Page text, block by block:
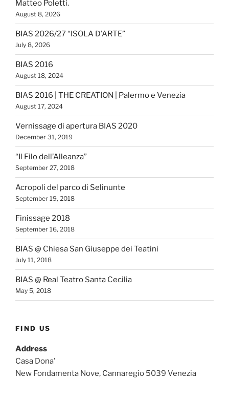
Matteo Poletti.
August 8, 2026
BIAS 2026/27 “ISOLA D’ARTE”
July 8, 2026
BIAS 2016
August 18, 2024
BIAS 2016 | THE CREATION | Palermo e Venezia
August 17, 2024
Vernissage di apertura BIAS 2020
December 31, 2019
“Il Filo dell’Alleanza”
September 27, 2018
Acropoli del parco di Selinunte
September 19, 2018
Finissage 2018
September 16, 2018
BIAS @ Chiesa San Giuseppe dei Teatini
July 11, 2018
BIAS @ Real Teatro Santa Cecilia
May 5, 2018
FIND US
Address
Casa Dona'
New Fondamenta Nove, Cannaregio 5039 Venezia